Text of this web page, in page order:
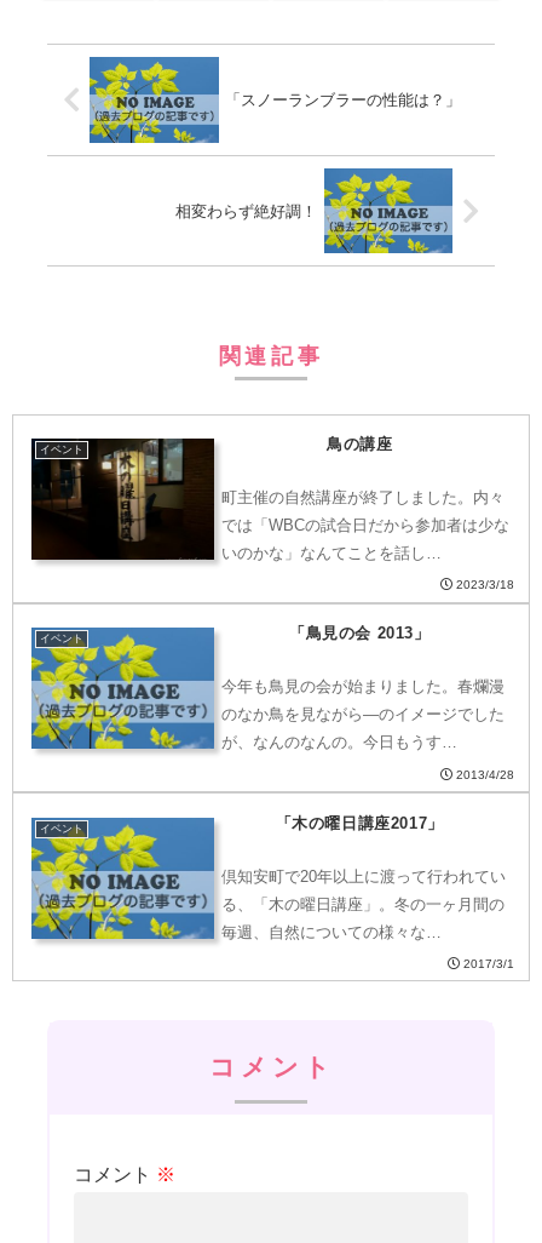
「スノーランブラーの性能は？」
相変わらず絶好調！
関連記事
イベント 鳥の講座
町主催の自然講座が終了しました。内々
では「WBCの試合日だから参加者は少な
いのかな」なんてことを話し…
2023/3/18
イベント 「鳥見の会 2013」
今年も鳥見の会が始まりました。春爛漫
のなか鳥を見ながら―のイメージでした
が、なんのなんの。今日もうす…
2013/4/28
イベント 「木の曜日講座2017」
倶知安町で20年以上に渡って行われてい
る、「木の曜日講座」。冬の一ヶ月間の
毎週、自然についての様々な…
2017/3/1
コメント
コメント ※